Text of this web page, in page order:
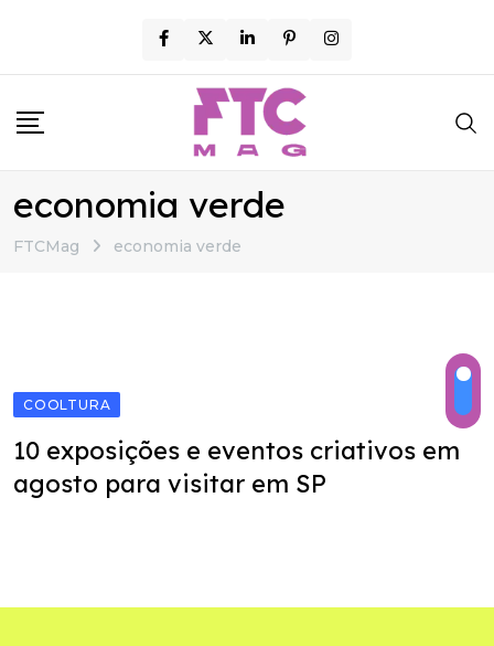
content
economia verde
FTCMag economia verde
COOLTURA
10 exposições e eventos criativos em
agosto para visitar em SP